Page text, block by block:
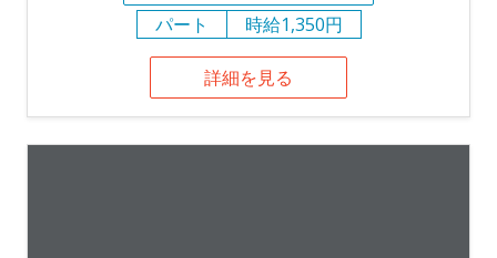
パート
時給1,350円
詳細を見る